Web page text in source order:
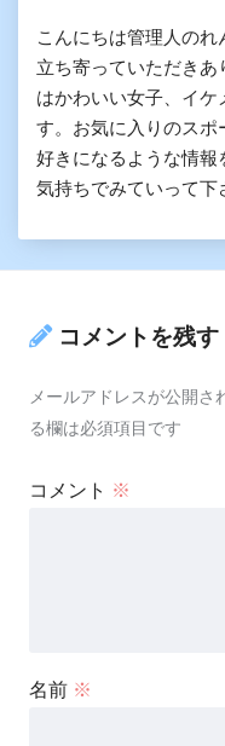
こんにちは管理人の
立ち寄っていただき
はかわいい女子、イケ
す。お気に入りのスポ
好きになるような情報
気持ちでみていって下
コメントを残す
メールアドレスが公開さ
る欄は必須項目です
コメント ※
名前 ※